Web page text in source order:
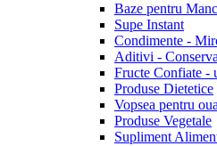
Baze pentru
Supe Instant
Condimente -
Aditivi -
Fructe Confiate -
Produse Dietetice
Vopsea pentru
Produse Vegetale
Supliment